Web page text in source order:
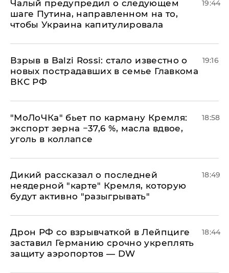
Чалый предупредил о следующем
шаге Путина, направленном на то,
чтобы Украина капитулировала
19:44
Взрыв в Balzi Rossi: стало известно о
новых пострадавших в семье Главкома
ВКС РФ
19:16
​"МоЛоЧКа" бьет по карману Кремля:
экспорт зерна −37,6 %, масла вдвое,
уголь в коллапсе
18:58
Дикий рассказал о последней
неядерной "карте" Кремля, которую
будут активно "разыгрывать"
18:49
​Дрон РФ со взрывчаткой в Лейпциге
заставил Германию срочно укреплять
защиту аэропортов — DW
18:44